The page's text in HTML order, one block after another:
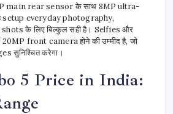
main rear sensor के साथ 8MP ultra-
setup everyday photography,
के लिए बिल्कुल सही है। Selfies और
front camera होने की उम्मीद है, जो
सुनिश्चित करेगा।
5 Price in India: